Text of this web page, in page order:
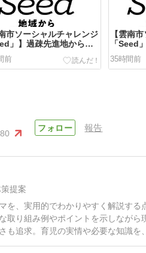
南市ソーシャルチャレンジ
」】過疎先進地から
100年」をつくる新たな
支援プログラムとは？
前
【雲南
「Seed
「次の
起業家
35時間前
報告
提案
を、実用的でわかりやすく解説す
取り組み例やポイントを示しなが
も追求。育児の実情や必要な知識を